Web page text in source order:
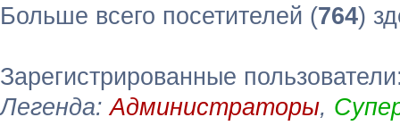
Больше всего посетителей (764)
Зарегистрированные
Легенда:Администраторы,